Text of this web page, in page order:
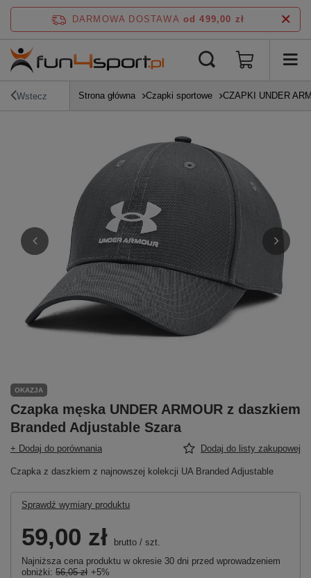
DARMOWA DOSTAWA od 499,00 zł
Wstecz Strona główna Czapki sportowe CZAPKI UNDER
OKAZJA
Czapka męska UNDER ARMOUR z daszkiem
Branded Adjustable Szara
+ Dodaj do porównania Dodaj do listy zakupowej
Czapka z daszkiem z najnowszej kolekcji UA Branded Adjustable
Sprawdź wymiary produktu
59,00 zł brutto / szt.
Najniższa cena produktu w okresie 30 dni przed wprowadzeniem
obniżki: 56,05 zł +5%